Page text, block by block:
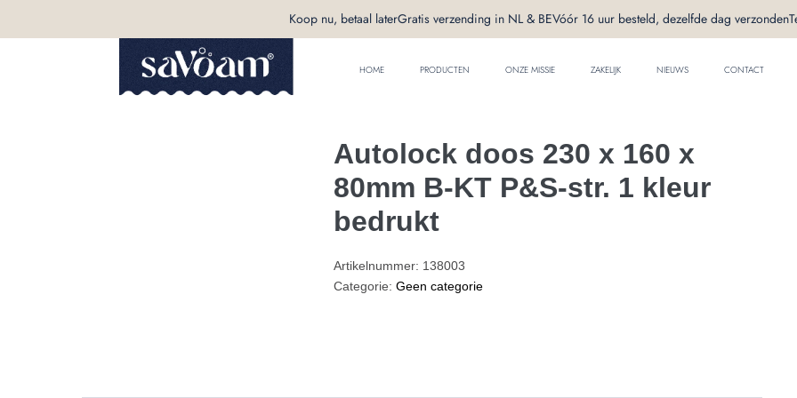
Koop nu, betaal laterGratis verzending in NL & BEVóór 16 uur besteld, dezelfde dag verzonden
HOME PRODUCTEN ONZE MISSIE ZAKELIJK NIEUWS CONTACT
Autolock doos 230 x 160 x
80mm B-KT P&S-str. 1 kleur
bedrukt
Artikelnummer: 138003
Categorie:Geen categorie